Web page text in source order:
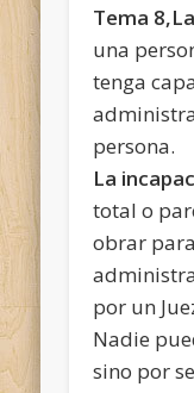
Tema
una
tenga
persona.
La
total o
obrar
por un
Nadie
sino por